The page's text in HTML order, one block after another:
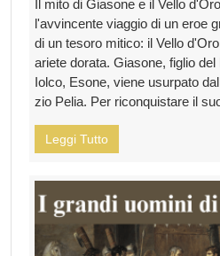
Il mito di Giasone e il Vello
l'avvincente viaggio di un eroe
di un tesoro mitico: il Vello
ariete dorata. Giasone, figlio del
Iolco, Esone, viene usurpato
zio Pelia. Per riconquistare il
Leggi Tutto